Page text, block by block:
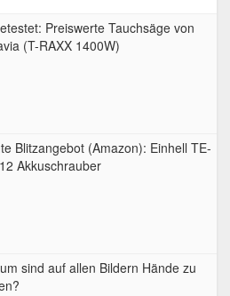
Preiswerte Tauchsäge von
(T-RAXX 1400W)
Blitzangebot (Amazon): Einhell TE-
Akkuschrauber
sind auf allen Bildern Hände zu